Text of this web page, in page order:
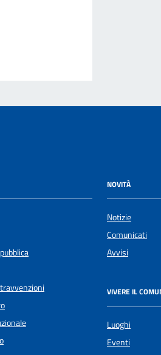
NOVITÀ
Notizie
Comunicati
Avvisi
VIVERE IL
Luoghi
Eventi